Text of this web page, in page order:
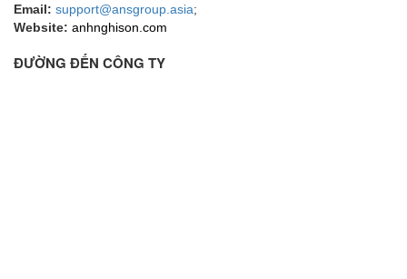
Email: support@ansgroup.asia;
Website: anhnghison.com
ĐƯỜNG ĐẾN CÔNG TY